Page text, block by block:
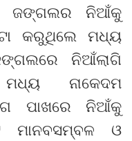
ଜଙ୍ଗଲର ନିଆଁକୁ
କରୁଥିଲେ ମଧ୍ୟ
ନିଆଁଲାଗି
ନାକେଦମ
ପାଖରେ ନିଆଁକୁ
ମାନବସମ୍ବଳ ଓ